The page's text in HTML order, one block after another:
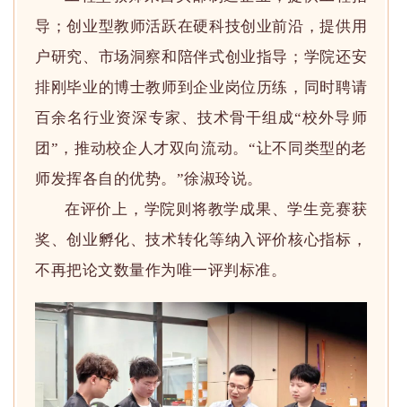
导；创业型教师活跃在硬科技创业前沿，提供用
户研究、市场洞察和陪伴式创业指导；学院还安
排刚毕业的博士教师到企业岗位历练，同时聘请
百余名行业资深专家、技术骨干组成“校外导师
团”，推动校企人才双向流动。“让不同类型的老
师发挥各自的优势。”徐淑玲说。
在评价上，学院则将教学成果、学生竞赛获
奖、创业孵化、技术转化等纳入评价核心指标，
不再把论文数量作为唯一评判标准。